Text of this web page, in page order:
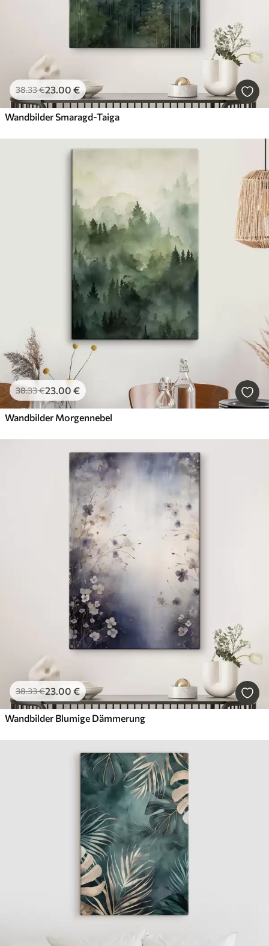
38.33€23.00 €
Wandbilder Smaragd-Taiga
38.33€23.00 €
Wandbilder Morgennebel
38.33€23.00 €
Wandbilder Blumige Dämmerung